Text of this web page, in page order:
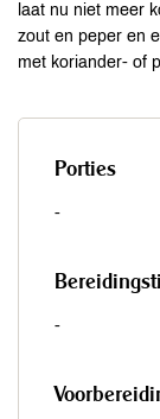
laat nu niet meer
zout en peper en
met koriander- of
Porties
-
-